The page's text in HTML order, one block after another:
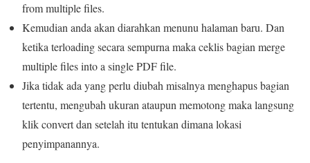
from multiple files.
Kemudian anda akan diarahkan menunu halaman baru. Dan
ketika terloading secara sempurna maka ceklis bagian merge
multiple files into a single PDF file.
Jika tidak ada yang perlu diubah misalnya menghapus bagian
tertentu, mengubah ukuran ataupun memotong maka langsung
klik convert dan setelah itu tentukan dimana lokasi
penyimpanannya.